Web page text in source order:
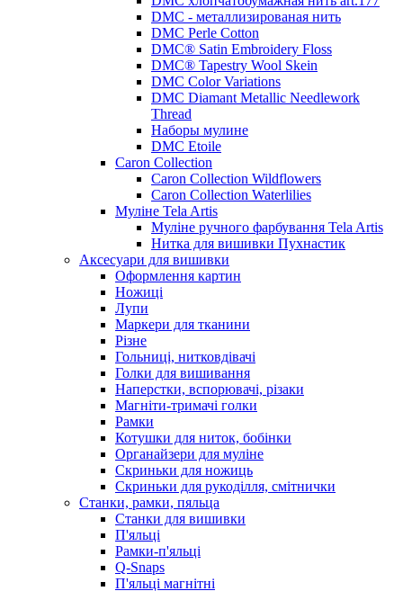
DMC - металлизированая нить
DMC Perle Cotton
DMC® Satin Embroidery Floss
DMC® Tapestry Wool Skein
DMC Color Variations
DMC Diamant Metallic Needlework
Thread
Наборы мулине
DMC Etoile
Caron Collection
Caron Collection Wildflowers
Caron Collection Waterlilies
Муліне Tela Artis
Муліне ручного фарбування Tela Artis
Нитка для вишивки Пухнастик
Аксесуари для вишивки
Оформлення картин
Ножиці
Лупи
Маркери для тканини
Різне
Гольниці, нитковдівачі
Голки для вишивання
Наперстки, вспорювачі, різаки
Магніти-тримачі голки
Рамки
Котушки для ниток, бобінки
Органайзери для муліне
Скриньки для ножиць
Скриньки для рукоділля, смітнички
Станки, рамки, пяльца
Станки для вишивки
П'яльці
Рамки-п'яльці
Q-Snaps
П'яльці магнітні